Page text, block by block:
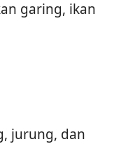
garing, ikan
jurung, dan